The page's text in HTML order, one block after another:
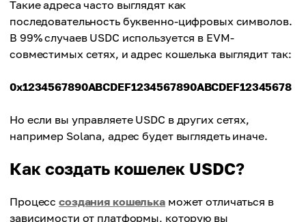
Такие адреса часто выглядят как
последовательность буквенно-цифровых символов.
В 99% случаев USDC используется в EVM-
совместимых сетях, и адрес кошелька выглядит так:
0x1234567890ABCDEF1234567890ABCDEF12345678
Но если вы управляете USDC в других сетях,
например Solana, адрес будет выглядеть иначе.
Как создать кошелек USDC?
Процесссоздания кошелька может отличаться в
зависимости от платформы, которую вы